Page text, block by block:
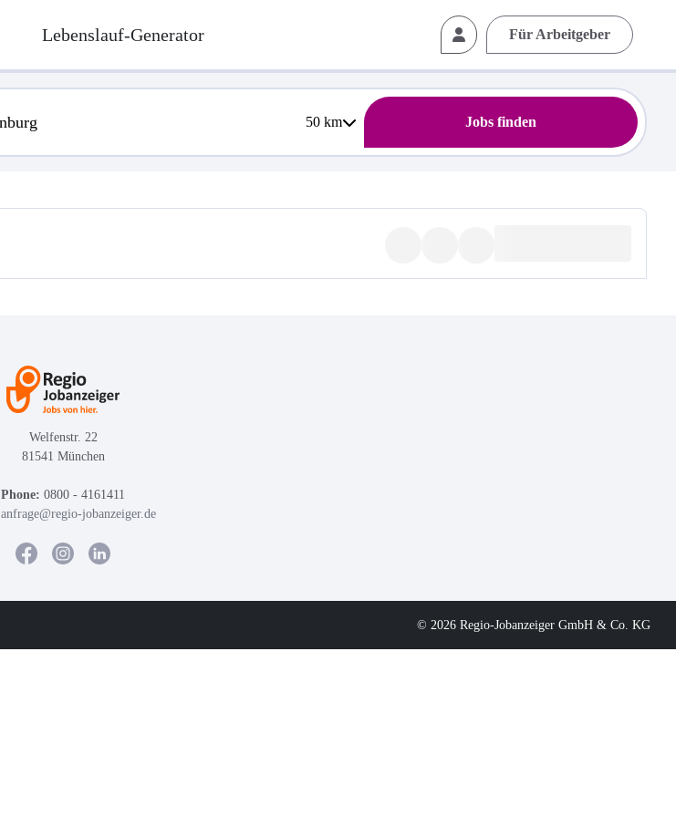
Lebenslauf-Generator Für Arbeitgeber
50km Jobs finden
Welfenstr. 22
81541 München
Phone: 0800 - 4161411
anfrage@regio-jobanzeiger.de
© 2026 Regio-Jobanzeiger GmbH & Co. KG